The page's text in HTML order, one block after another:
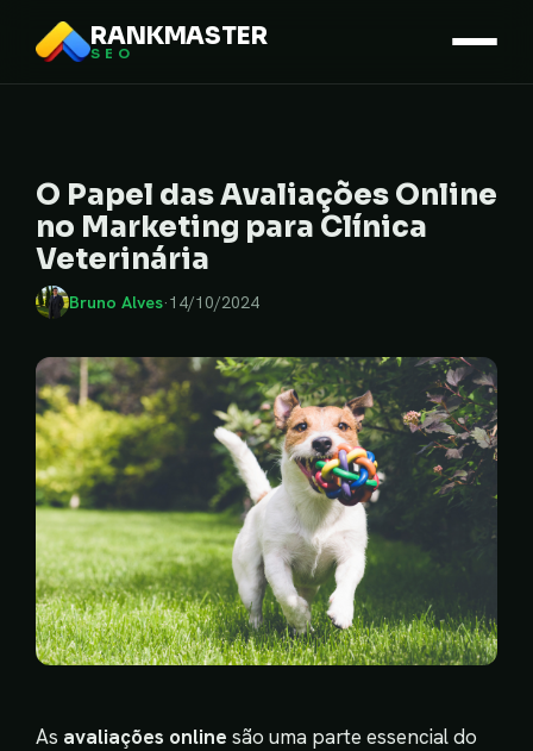
RANKMASTER
SEO
O Papel das Avaliações Online
no Marketing para Clínica
Veterinária
Bruno Alves·14/10/2024
As avaliações online são uma parte essencial do